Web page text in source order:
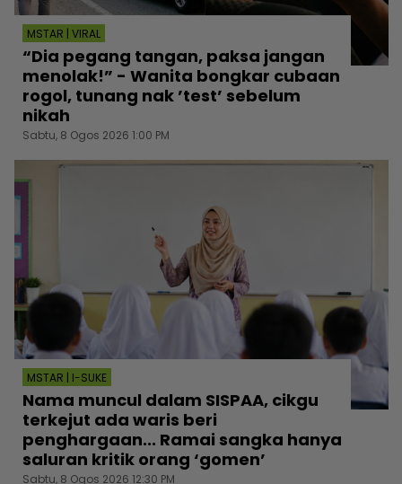
MSTAR | VIRAL
“Dia pegang tangan, paksa jangan
menolak!” - Wanita bongkar cubaan
rogol, tunang nak ’test’ sebelum
nikah
Sabtu, 8 Ogos 2026 1:00 PM
MSTAR | I-SUKE
Nama muncul dalam SISPAA, cikgu
terkejut ada waris beri
penghargaan... Ramai sangka hanya
saluran kritik orang ‘gomen’
Sabtu, 8 Ogos 2026 12:30 PM